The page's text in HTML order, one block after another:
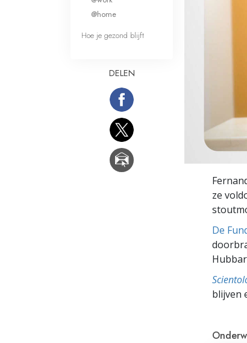
ze
De
blijven
@home
Hoe je gezond blijft
DELEN